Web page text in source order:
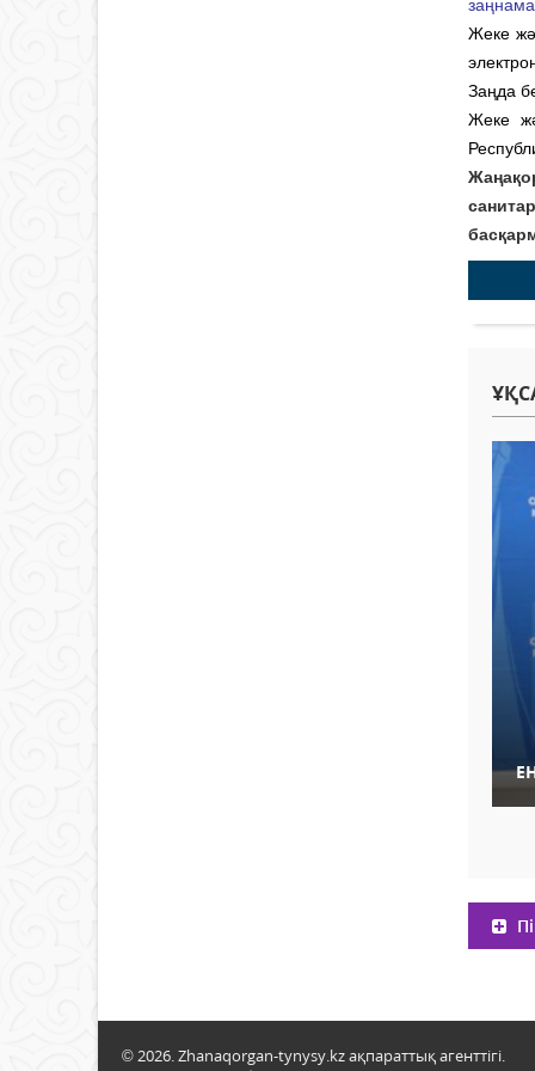
Жеке
Заңда
Жеке
© 2026. Zhanaqorgan-tynysy.kz ақпараттық агенттігі.